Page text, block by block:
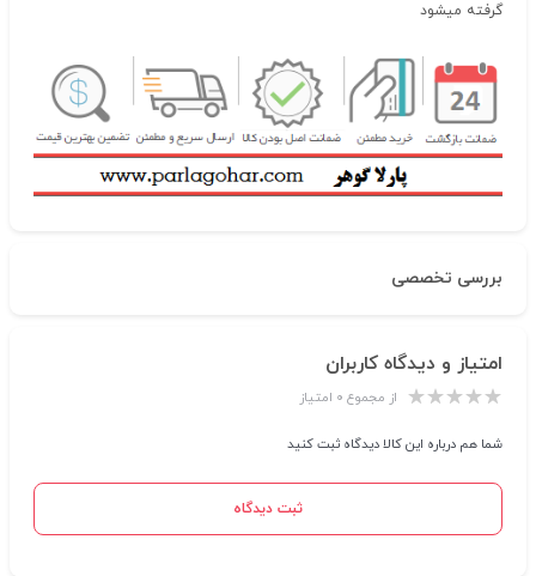
گرفته میشود
بررسی تخصصی
امتیاز و دیدگاه کاربران
از مجموع ۰ امتیاز
شما هم درباره این کالا دیدگاه ثبت کنید
ثبت دیدگاه